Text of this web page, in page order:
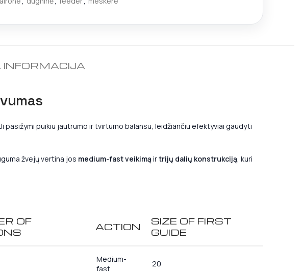
INFORMACIJA
pasižymi puikiu jautrumo ir tvirtumo balansu, leidžiančiu efektyviai gaudyti
žvejų vertina jos medium-fast veikimąirtrijų dalių konstrukciją, kuri
OF
ACTION
SIZE OF FIRST
GUIDE
Medium-
fast
20